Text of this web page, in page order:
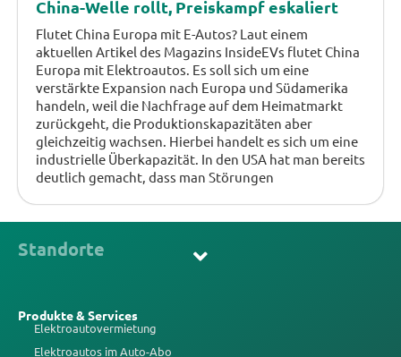
China-Welle rollt, Preiskampf eskaliert
Flutet China Europa mit E-Autos? Laut einem
aktuellen Artikel des Magazins InsideEVs flutet China
Europa mit Elektroautos. Es soll sich um eine
verstärkte Expansion nach Europa und Südamerika
handeln, weil die Nachfrage auf dem Heimatmarkt
zurückgeht, die Produktionskapazitäten aber
gleichzeitig wachsen. Hierbei handelt es sich um eine
industrielle Überkapazität. In den USA hat man bereits
deutlich gemacht, dass man Störungen
Standorte
Produkte & Services
Elektroautovermietung
Elektroautos im Auto-Abo